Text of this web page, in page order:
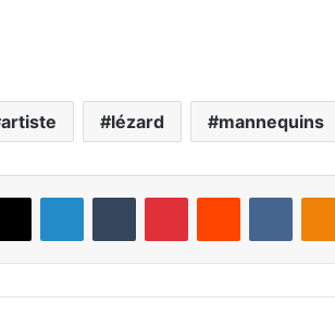
artiste lézard mannequins